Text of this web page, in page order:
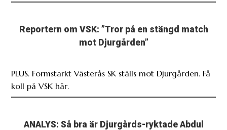
Reportern om VSK: ”Tror på en stängd match
mot Djurgården”
PLUS. Formstarkt Västerås SK ställs mot Djurgården. Få
koll på VSK här.
ANALYS: Så bra är Djurgårds-ryktade Abdul